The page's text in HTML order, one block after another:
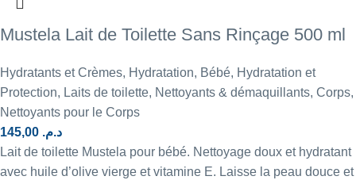
Mustela Lait de Toilette Sans Rinçage 500 ml
Hydratants et Crèmes, Hydratation, Bébé, Hydratation et
Protection, Laits de toilette, Nettoyants & démaquillants, Corps,
Nettoyants pour le Corps
د.م.
Lait de toilette Mustela pour bébé. Nettoyage doux et hydratant
avec huile d’olive vierge et vitamine E. Laisse la peau douce et